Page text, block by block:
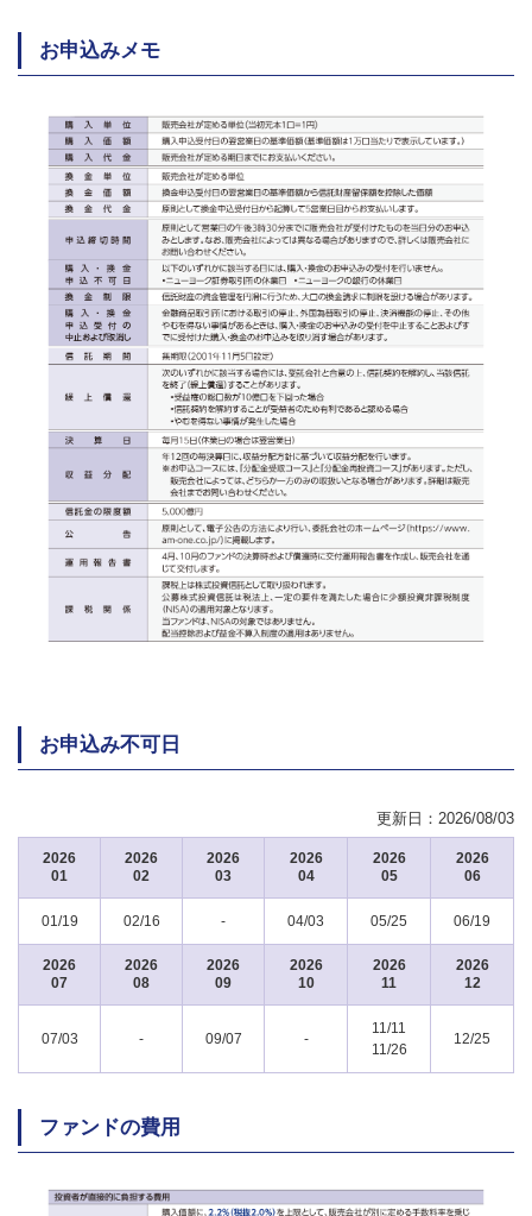
お申込みメモ
お申込み不可日
更新日： 2026/08/03
2026
01
2026
02
2026
03
2026
04
2026
05
2026
06
01/19 02/16 - 04/03 05/25 06/19
2026
07
2026
08
2026
09
2026
10
2026
11
2026
12
07/03 - 09/07 -
11/11
11/26
12/25
ファンドの費用